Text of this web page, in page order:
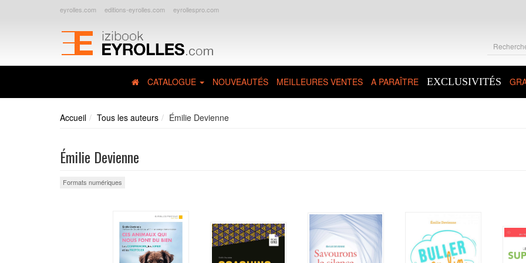
eyrolles.com editions-eyrolles.com eyrollespro.com
CATALOGUE NOUVEAUTÉS MEILLEURES VENTES A PARAÎTRE EXCLUSIVITÉS
Accueil Tous les auteurs Émilie Devienne
Émilie Devienne
Formats numériques